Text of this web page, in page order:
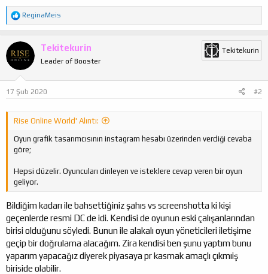
i
T
e
p
k
i
l
e
r
ReginaMeis
Tekitekurin
Leader of Booster
Tekitekurin
17 Şub 2020 #2
Rise Online World' Alıntı:
Oyun grafik tasarımcısının instagram hesabı üzerinden verdiği cevaba
göre;
Hepsi düzelir. Oyuncuları dinleyen ve isteklere cevap veren bir oyun
geliyor.
Bildiğim kadarı ile bahsettiğiniz şahıs vs screenshotta ki kişi
geçenlerde resmi DC de idi. Kendisi de oyunun eski çalışanlarından
birisi olduğunu söyledi. Bunun ile alakalı oyun yöneticileri iletişime
geçip bir doğrulama alacağım. Zira kendisi ben şunu yaptım bunu
yaparım yapacağız diyerek piyasaya pr kasmak amaçlı çıkmıiş
biriside olabilir.